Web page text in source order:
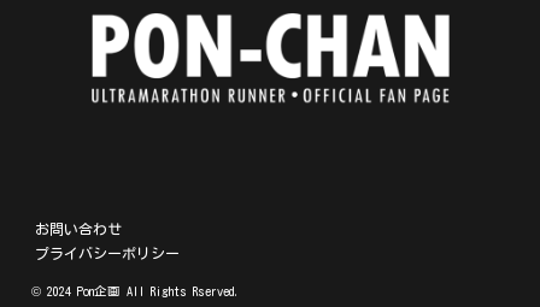
ク
お問い合わせ
プライバシーポリシー
© 2024 Pon企画 All Rights Rserved.